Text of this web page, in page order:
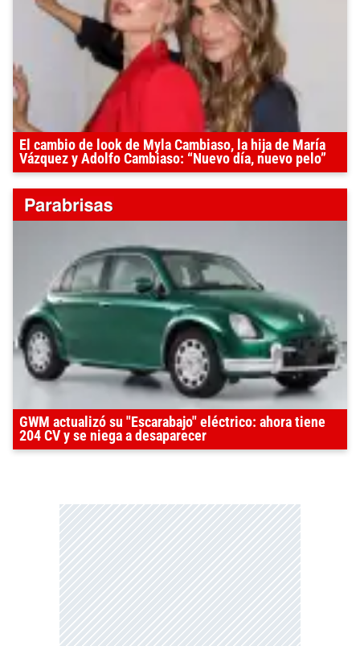
El cambio de look de Myla Cambiaso, la hija de María
Vázquez y Adolfo Cambiaso: “Nuevo día, nuevo pelo”
GWM actualizó su "Escarabajo" eléctrico: ahora tiene
204 CV y se niega a desaparecer